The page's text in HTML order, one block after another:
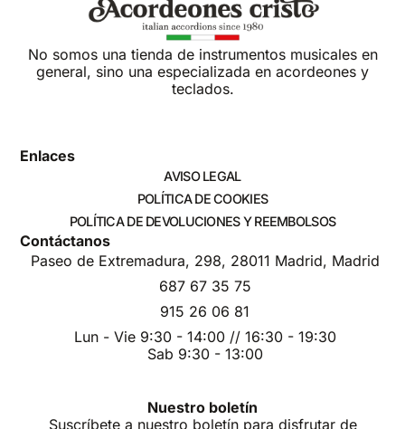
No somos una tienda de instrumentos musicales en
general, sino una especializada en acordeones y
teclados.
Enlaces
AVISO LEGAL
POLÍTICA DE COOKIES
POLÍTICA DE DEVOLUCIONES Y REEMBOLSOS
Contáctanos
Paseo de Extremadura, 298, 28011 Madrid, Madrid
687 67 35 75
915 26 06 81
Lun - Vie 9:30 - 14:00 // 16:30 - 19:30
Sab 9:30 - 13:00
Nuestro boletín
Suscríbete a nuestro boletín para disfrutar de